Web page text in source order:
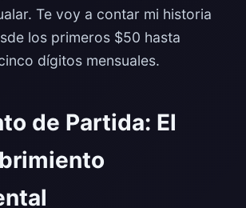
Te voy a contar mi historia
los primeros $50 hasta
dígitos mensuales.
de Partida: El